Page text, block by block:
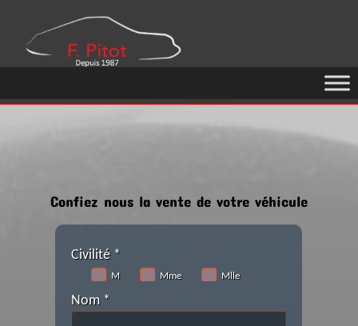
PITOT
Confiez nous la vente de votre véhicule
Civilité *
M Mme Mlle
Nom *